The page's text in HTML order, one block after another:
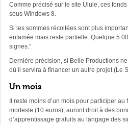
Comme précisé sur le site Ulule, ces
sous Windows 8.
Si les sommes récoltées sont plus
entamée mais reste partielle. Quelque
signes.”
Dernière précision, si Belle Productions
où il servira à financer un autre projet (Le
Un mois
Il reste moins d’un mois pour participer
modeste (10 euros), auront droit à des
d’apprentissage gratuits au langage des